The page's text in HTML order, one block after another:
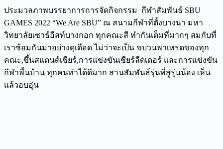
ประมวลภาพบรรยาการการจัดกิจกรรม กีฬาสัมพันธ์ SBU
GAMES 2022 “We Are SBU” ณ สนามกีฬาที่ตั้งบางนา มหา
วิทยาลัยเซาธ์อีสท์บางกอก ทุกคณะสี ทำกันเต็มที่มากๆ สมกับที่
เราซ้อมกันมาอย่างดุเดือด ไม่ว่าจะเป็น ขบวนพาเหรดของทุก
คณะ,ขึ้นสแตนด์เชียร์,การแข่งขันเชียร์ลีดเดอร์ และการแข่งขัน
กีฬาพื้นบ้าน ทุกคนทำได้ดีมาก สานสัมพันธ์รุ่นพี่สู่รุ่นน้อง เห็น
แล้วอบอุ่น